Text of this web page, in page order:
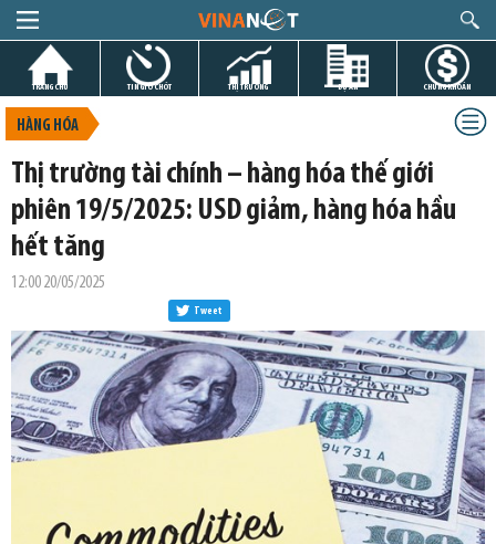
TRANG CHỦ TIN GIỜ CHÓT THỊ TRƯỜNG DỰ ÁN CHỨNG KHOÁN
HÀNG HÓA
Thị trường tài chính – hàng hóa thế giới
phiên 19/5/2025: USD giảm, hàng hóa hầu
hết tăng
12:00 20/05/2025
Tweet